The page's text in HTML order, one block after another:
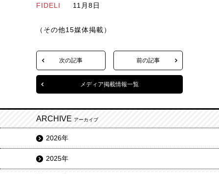
FIDELI
11月8日
（その他15媒体掲載）
次の記事 前の記事
メディア掲載情報一覧
ARCHIVE アーカイブ
2026年
2025年